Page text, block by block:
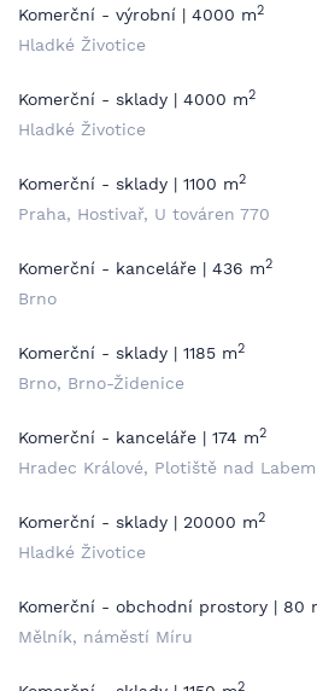
Komerční - výrobní | 4000 m2
Hladké Životice
Komerční - sklady | 4000 m2
Hladké Životice
Komerční - sklady | 1100 m2
Praha, Hostivař, U továren 770
Komerční - kanceláře | 436 m2
Brno
Komerční - sklady | 1185 m2
Brno, Brno-Židenice
Komerční - kanceláře | 174 m2
Hradec Králové, Plotiště nad
Komerční - sklady | 20000 m2
Hladké Životice
Komerční - obchodní prostory | 80
Mělník, náměstí Míru
2